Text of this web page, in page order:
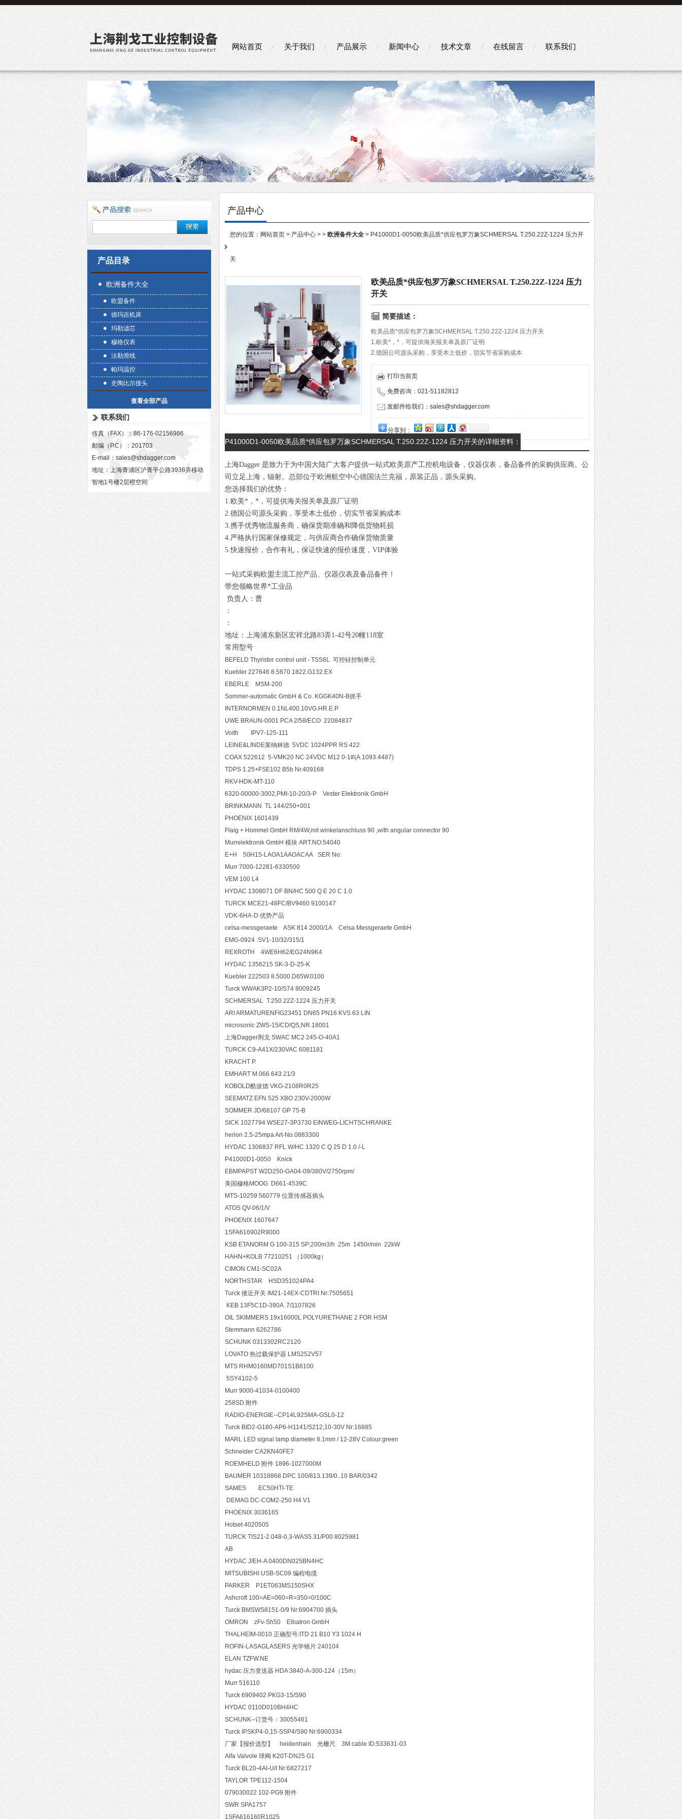
网站首页 关于我们 产品展示 新闻中心 技术文章 在线留言 联系我们
产品目录
欧洲备件大全
欧盟备件
德玛吉机床
玛勒滤芯
穆格仪表
法勒滑线
帕玛温控
史陶比尔接头
查看全部产品
联系我们
传真（FAX）：86-176-02156986
邮编（P.C）：201703
E-mail： sales@shdagger.com
地址：上海青浦区沪青平公路3938弄移动
智地1号楼2层橙空间
产品中心
您的位置： 网站首页 > 产品中心 > > 欧洲备件大全 > P41000D1-0050欧美品质*供应包罗万象SCHMERSAL T.250.22Z-1224 压力开
关
欧美品质*供应包罗万象SCHMERSAL T.250.22Z-1224 压力
开关
简要描述：
欧美品质*供应包罗万象SCHMERSAL T.250.22Z-1224 压力开关
1.欧美*，*，可提供海关报关单及原厂证明
2.德国公司源头采购，享受本土低价，切实节省采购成本
3.携手优秀物流服务商，确保货期准确和降低货物耗损
4.严格执行国家保修规定，与供应商合作确保货物质量
打印当前页
免费咨询：021-51182812
发邮件给我们：sales@shdagger.com
分享到：
P41000D1-0050欧美品质*供应包罗万象SCHMERSAL T.250.22Z-1224 压力开关的详细资料：
上海Dagger 是致力于为中国大陆广大客户提供一站式欧美原产工控机电设备，仪器仪表，备品备件的采购供应商。公
司立足上海，辐射。总部位于欧洲航空中心德国法兰克福，原装正品，源头采购。
您选择我们的优势：
1.欧美*，*，可提供海关报关单及原厂证明
2.德国公司源头采购，享受本土低价，切实节省采购成本
3.携手优秀物流服务商，确保货期准确和降低货物耗损
4.严格执行国家保修规定，与供应商合作确保货物质量
5.快速报价，合作有礼，保证快速的报价速度，VIP体验
一站式采购欧盟主流工控产品、仪器仪表及备品备件！
带您领略世界*工业品
负责人：曹
：
：
地址：上海浦东新区宏祥北路83弄1-42号20幢118室
常用型号
BEFELD Thyristor control unit - TSS6L 可控硅控制单元
Kuebler 227646 8.5870.1822.G132.EX
EBERLE MSM-200
Sommer-automatic GmbH & Co. KGGK40N-B抓手
INTERNORMEN 0.1NL400.10VG.HR.E.P
UWE BRAUN-0001 PCA 2/58/ECO 22084837
Voith IPV7-125-111
LEINE&LINDE莱纳林德 5VDC 1024PPR RS 422
COAX 522612 5-VMK20 NC 24VDC M12 0-1#(A.1093.4487)
TDPS 1.25+FSE102 B5b Nr.409168
RKV-HDK-MT-110
6320-00000-3002,PMI-10-20/3-P Vester Elektronik GmbH
BRINKMANN TL 144/250+001
PHOENIX 1601439
Flaig + Hommel GmbH RM/4W,mit winkelanschluss 90 ,with angular connector 90
Murrelektronik GmbH 模块 ART.NO.54040
E+H 50H15-LAOA1AAOACAA SER No:
Murr 7000-12281-6330500
VEM 100 L4
HYDAC 1308071 DF BN/HC 500 Q E 20 C 1.0
TURCK MCE21-48FC/BV9460 9100147
VDK-6HA-D 优势产品
celsa-messgeraete ASK 814 2000/1A Celsa Messgeraete GmbH
EMG-0924 SV1-10/32/315/1
REXROTH 4WE6H62/EG24N9K4
HYDAC 1356215 SK-3-D-25-K
Kuebler 222503 8.5000.D65W.0100
Turck WWAK3P2-10/S74 8009245
SCHMERSAL T.250.22Z-1224 压力开关
ARI ARMATURENFIG23451 DN65 PN16 KVS 63 LIN
microsonic ZWS-15/CD/QS,NR.18001
上海Dagger荆戈 SWAC MC2 245-O-40A1
TURCK C9-A41X/230VAC 6081181
KRACHT P.
EMHART M 066 643 21/3
KOBOLD酷波德 VKG-2108R0R25
SEEMATZ EFN 525 XBO 230V-2000W
SOMMER JD/68107 GP 75-B
SICK 1027794 WSE27-3P3730 EINWEG-LICHTSCHRANKE
herion 2.5-25mpa Art-No.0883300
HYDAC 1306837 RFL W/HC 1320 C Q 25 D 1.0 /-L
P41000D1-0050 Knick
EBMPAPST W2D250-GA04-09/380V/2750rpm/
美国穆格MOOG D661-4539C
MTS-10259 560779 位置传感器插头
ATOS QV-06/1/V
PHOENIX 1607647
1SFA616902R9000
KSB ETANORM G 100-315 SP;200m3/h 25m 1450r/min 22kW
HAHN+KOLB 77210251
（1000kg）
CIMON CM1-SC02A
NORTHSTAR HSD351024PA4
Turck 接近开关 IM21-14EX-CDTRI Nr:7505651
KEB 13F5C1D-390A .7/1107826
OIL SKIMMERS 19x16000L POLYURETHANE 2 FOR HSM
Stemmann 6262786
SCHUNK 0313302RC2120
LOVATO 热过载保护器 LMS252V57
MTS RHM0160MD701S1B8100
5SY4102-5
Murr 9000-41034-0100400
258SD 附件
RADIO-ENERGIE--CP14L92SMA-GSL0-12
Turck BID2-G180-AP6-H1141/S212,10-30V Nr:16885
MARL LED signal lamp diameter 8.1mm / 12-28V Colour:green
Schneider CA2KN40FE7
ROEMHELD 附件 1896-1027000M
BAUMER 10318868 DPC 100/813.139/0..10 BAR/0342
SAMES EC50HTI-TE
DEMAG DC-COM2-250 H4 V1
PHOENIX 3036165
Hotset 4020505
TURCK TIS21-2.048-0,3-WAS5.31/P00 8025981
AB
HYDAC J/EH-A 0400DN025BN4HC
MITSUBISHI USB-SC09 编程电缆
PARKER P1ET063MS150SHX
Ashcroft 100=AE=060=R=350=0/100C
Turck BMSWS8151-0/9 Nr:6904700 插头
OMRON zFv-Sh50 Elbatron GmbH
THALHEIM-0010 正确型号:ITD 21 B10 Y3 1024 H
ROFIN-LASAGLASERS 光学镜片 240104
ELAN TZFW.NE
hydac 压力变送器 HDA 3840-A-300-124（15m）
Murr 516110
Turck 6909402 PKG3-15/S90
HYDAC 0110D010BH4HC
SCHUNK--订货号：30055461
Turck IPSKP4-0,15-SSP4/S90 Nr:6900334
厂家【报价选型】 heidenhain 光栅尺 3M cable ID:533631-03
Alfa Valvole 球阀 K20T-DN25 G1
Turck BL20-4AI-U/I Nr:6827217
TAYLOR TPE112-1504
079030022 102-PG9 附件
SWR SPA1757
1SFA616160R1025